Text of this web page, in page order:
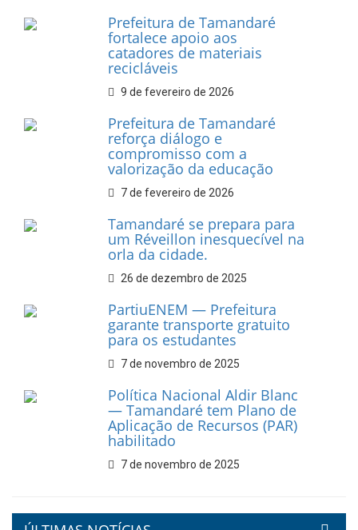
INFORMATIVOS
Prefeitura de Tamandaré
realiza entrega de placas à
Associação dos Taxistas Rota
Car Service
10 de fevereiro de 2026
Dia do Frevo: patrimônio
cultural em movimento
9 de fevereiro de 2026
Prefeitura de Tamandaré
fortalece apoio aos
catadores de materiais
recicláveis
9 de fevereiro de 2026
Prefeitura de Tamandaré
reforça diálogo e
compromisso com a
valorização da educação
7 de fevereiro de 2026
orla da cidade.